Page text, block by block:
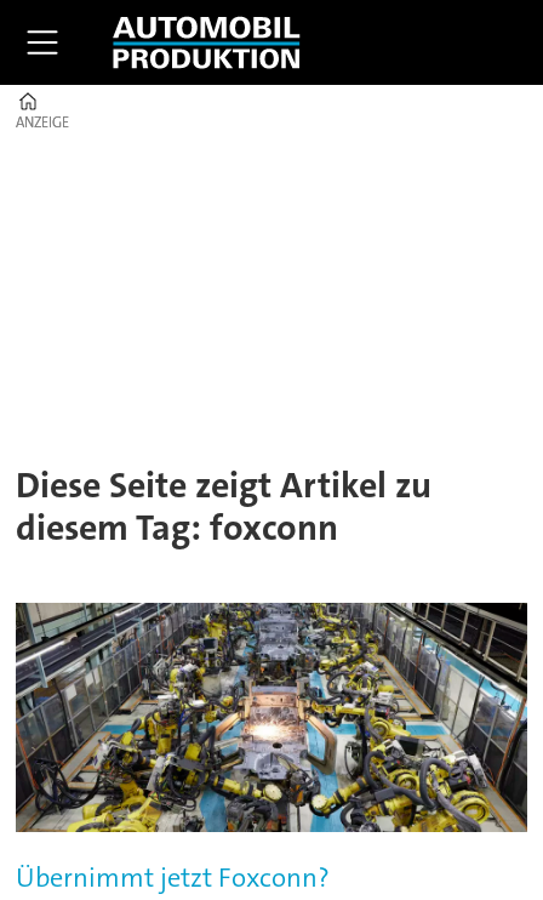
ANZEIGE
ANZEIGE
Diese Seite zeigt Artikel zu
diesem Tag: foxconn
Übernimmt jetzt Foxconn?